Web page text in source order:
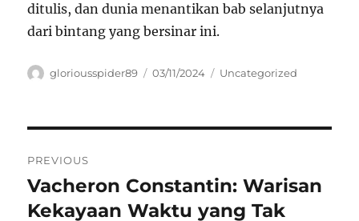
ditulis, dan dunia menantikan bab selanjutnya
dari bintang yang bersinar ini.
Author
gloriousspider89
Posted
03/11/2024 Categories
Uncategorized
pos
PREVIOUS
Previous
post:
Vacheron Constantin: Warisan
Kekayaan Waktu yang Tak